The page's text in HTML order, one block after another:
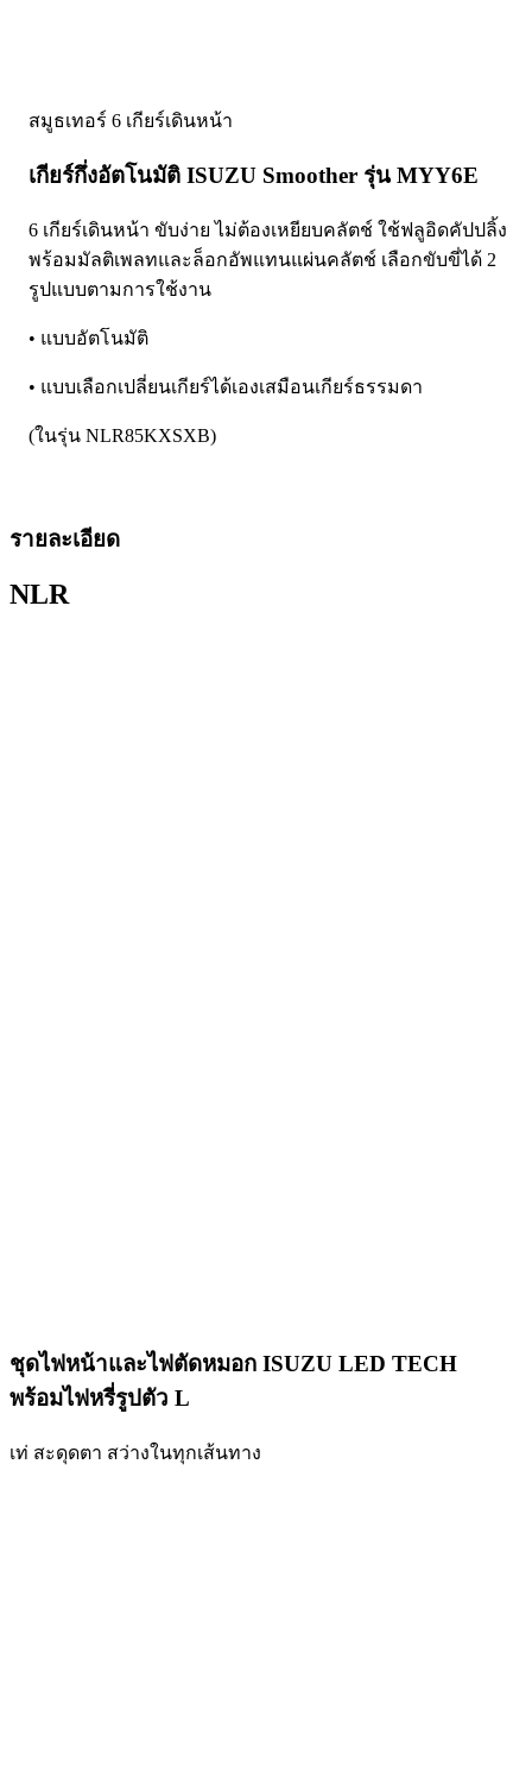
สมูธเทอร์ 6 เกียร์เดินหน้า
เกียร์กึ่งอัตโนมัติ ISUZU Smoother รุ่น MYY6E
6 เกียร์เดินหน้า ขับง่าย ไม่ต้องเหยียบคลัตช์ ใช้ฟลูอิดคัปปลิ้ง
พร้อมมัลติเพลทและล็อกอัพแทนแผ่นคลัตช์ เลือกขับขี่ได้ 2
รูปแบบตามการใช้งาน
• แบบอัตโนมัติ
• แบบเลือกเปลี่ยนเกียร์ได้เองเสมือนเกียร์ธรรมดา
(ในรุ่น NLR85KXSXB)
รายละเอียด
NLR
ชุดไฟหน้าและไฟตัดหมอก ISUZU LED TECH
พร้อมไฟหรี่รูปตัว L
เท่ สะดุดตา สว่างในทุกเส้นทาง